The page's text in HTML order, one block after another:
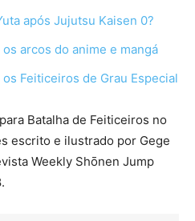
após Jujutsu Kaisen 0?
arcos do anime e mangá
Feiticeiros de Grau Especial
Batalha de Feiticeiros no
escrito e ilustrado por Gege
Weekly Shōnen Jump